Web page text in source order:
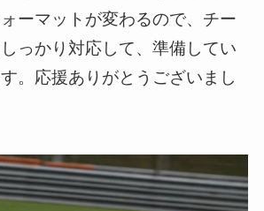
ーマットが変わるので、チー
っかり対応して、準備してい
。応援ありがとうございまし